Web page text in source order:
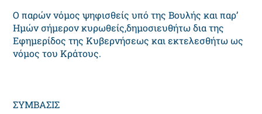
O παρών νόμος ψηφισθείς υπό της Bουλής και παρ’
Hμών σήμερον κυρωθείς,δημοσιευθήτω δια της
Eφημερίδος της Kυβερνήσεως και εκτελεσθήτω ως
νόμος του Kράτους.
ΣYMBAΣIΣ